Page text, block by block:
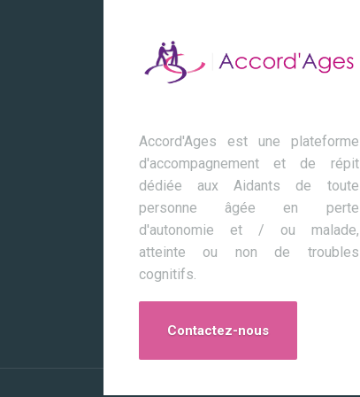
Accord'Ages est une plateforme
d'accompagnement et de répit
dédiée aux Aidants de toute
personne âgée en perte
d'autonomie et / ou malade,
atteinte ou non de troubles
cognitifs.
Contactez-nous